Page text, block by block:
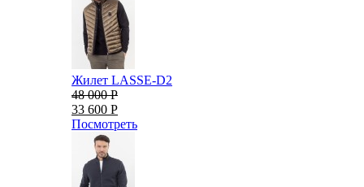
Жилет LASSE-D2
48 000 Р
33 600 Р
Посмотреть